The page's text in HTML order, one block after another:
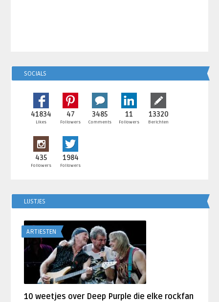
SOCIALS
41834
Likes
47
Followers
3485
Comments
11
Followers
13320
Berichten
435
Followers
1984
Followers
LIJSTJES
ARTIESTEN
10 weetjes over Deep Purple die elke rockfan